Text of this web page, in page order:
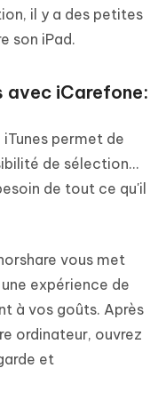
il y a des petites
son iPad.
avec iCarefone:
iTunes permet de
de sélection...
de tout ce qu'il
vous met
expérience de
à vos goûts. Après
ordinateur, ouvrez
et